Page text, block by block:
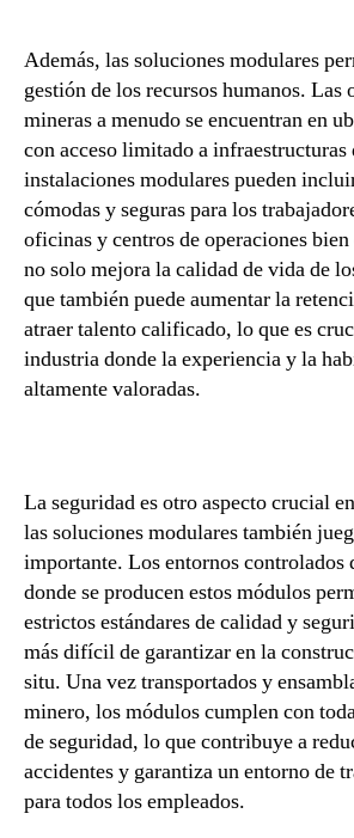
Además, las soluciones modulares
gestión de los recursos humanos. Las
mineras a menudo se encuentran en
con acceso limitado a infraestructuras
instalaciones modulares pueden
cómodas y seguras para los
oficinas y centros de operaciones
no solo mejora la calidad de vida de
que también puede aumentar la
atraer talento calificado, lo que es
industria donde la experiencia y la
altamente valoradas.
La seguridad es otro aspecto crucial
las soluciones modulares también
importante. Los entornos controlados
donde se producen estos módulos
estrictos estándares de calidad y
más difícil de garantizar en la
situ. Una vez transportados y
minero, los módulos cumplen con
de seguridad, lo que contribuye a
accidentes y garantiza un entorno de
para todos los empleados.